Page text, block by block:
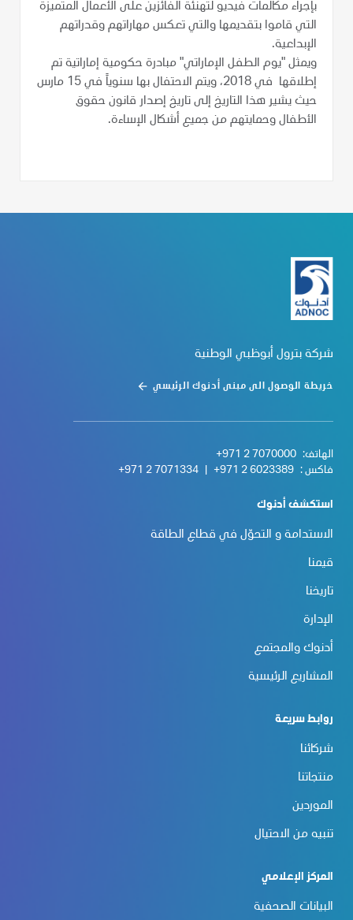
بإجراء مكالمات فيديو لتهنئة الفائزين على الأعمال المتميزة
التي قاموا بتقديمها والتي تعكس مهاراتهم وقدراتهم
الإبداعية.
ويمثل "يوم الطفل الإماراتي" مبادرة حكومية إماراتية تم
إطلاقها في 2018، ويتم الاحتفال بها سنوياً في 15 مارس
حيث يشير هذا التاريخ إلى تاريخ إصدار قانون حقوق
الأطفال وحمايتهم من جميع أشكال الإساءة.
شركة بترول أبوظبي الوطنية
خريطة الوصول الى مبنى أدنوك الرئيسي
الهاتف: +971 2 7070000
فاكس : +971 2 6023389
+971 2 7071334
استكشف أدنوك
الاستدامة و التحوّل في قطاع الطاقة
قيمنا
تاريخنا
الإدارة
أدنوك والمجتمع
المشاريع الرئيسية
روابط سريعة
شركائنا
منتجاتنا
الموردين
تنبيه من الاحتيال
المركز الإعلامي
البيانات الصحفية